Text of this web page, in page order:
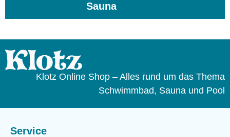
Sauna
Klotz Online Shop – Alles rund um das Thema
Schwimmbad, Sauna und Pool
Service